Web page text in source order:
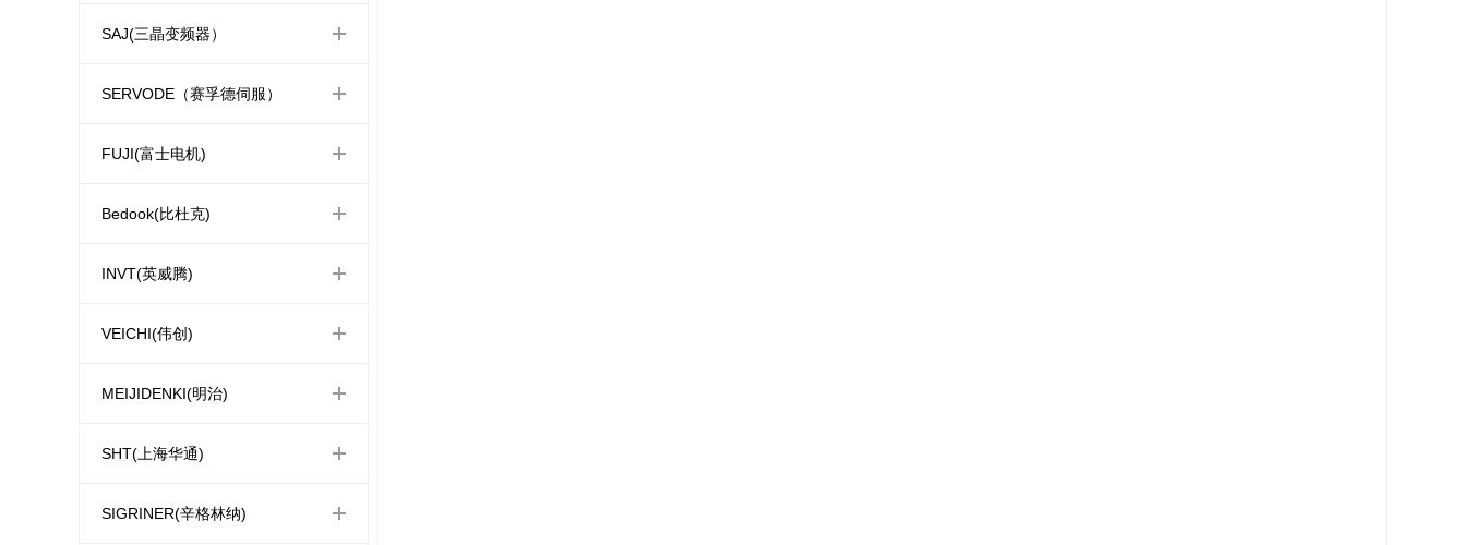
SAJ(三晶变频器）
SERVODE（赛孚德伺服）
FUJI(富士电机)
Bedook(比杜克)
INVT(英威腾)
VEICHI(伟创)
MEIJIDENKI(明治)
SHT(上海华通)
SIGRINER(辛格林纳)